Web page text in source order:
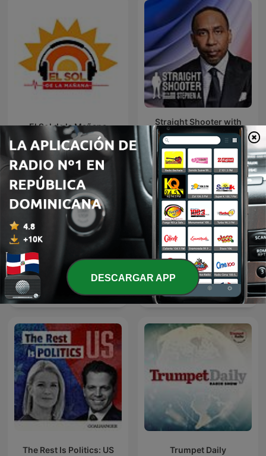
El Sol de la Mañana
Straight Shooter with
Stephen A.
Red Eye Radio El Despelote podcast
The Rest Is Politics: US Trumpet Daily
DESCARGAR APP